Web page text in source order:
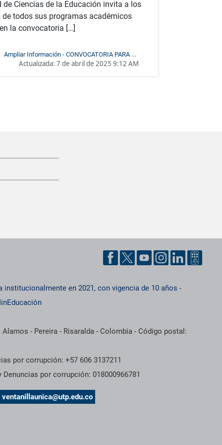
DEL 07 DE MAYO DE
2025
de Ciencias de la Educación invita a los
de todos sus programas académicos
la convocatoria […]
Ampliar Información - CONVOCATORIA PARA LA
ESTUDIANTIL ANTE EL CONSEJO DE
Actualizada:7 de abril de 2025 9:12 AM
institucionalmente en 2021, con vigencia de 10 años -
Alamos - Pereira - Risaralda - Colombia - Código postal:
por corrupción: +57 606 3137211
por corrupción: 018000966781
ventanillaunica@utp.edu.co